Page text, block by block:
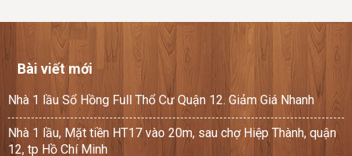
Bài viết mới
Nhà 1 lầu Sổ Hồng Full Thổ Cư Quận 12. Giảm Giá Nhanh
Nhà 1 lầu, Mặt tiền HT17 vào 20m, sau chợ Hiệp Thành, quận
12, tp Hồ Chí Minh